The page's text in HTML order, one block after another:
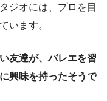
ジオには、プロを目
います。
友達が、バレエを習
興味を持ったそうで